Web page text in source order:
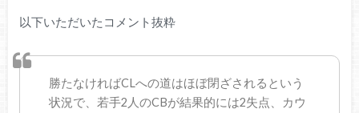
以下いただいたコメント抜粋
勝たなければCLへの道はほぼ閉ざされるという
状況で、若手2人のCBが結果的には2失点、カウ